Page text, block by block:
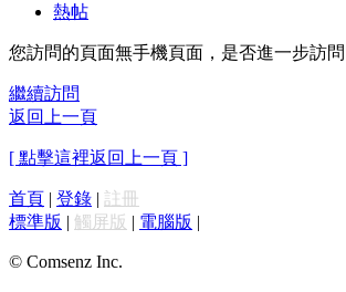
熱帖
您訪問的頁面無手機頁面，是否進一步訪問
繼續訪問
返回上一頁
[ 點擊這裡返回上一頁 ]
首頁 | 登錄 | 註冊
標準版 | 觸屏版 | 電腦版 |
© Comsenz Inc.